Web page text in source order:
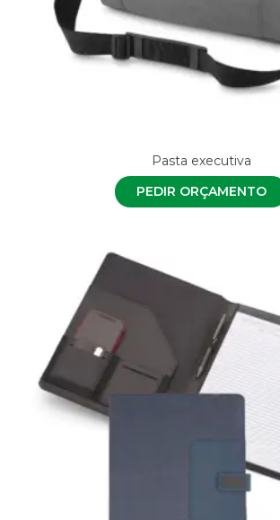
Pasta executiva
PEDIR ORÇAMENTO